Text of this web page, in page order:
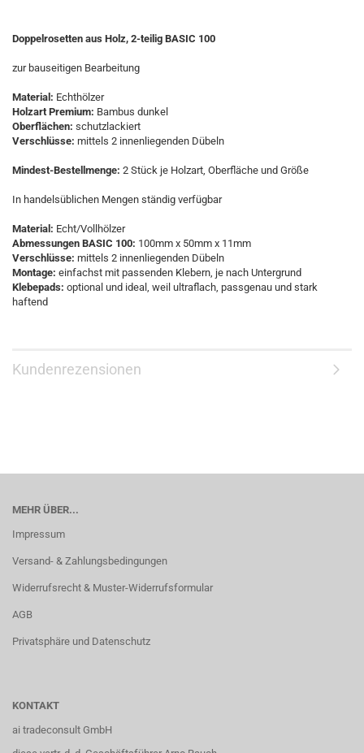
Doppelrosetten aus Holz, 2-teilig BASIC 100
zur bauseitigen Bearbeitung
Material: Echthölzer
Holzart Premium: Bambus dunkel
Oberflächen: schutzlackiert
Verschlüsse: mittels 2 innenliegenden Dübeln
Mindest-Bestellmenge: 2 Stück je Holzart, Oberfläche und Größe
In handelsüblichen Mengen ständig verfügbar
Material: Echt/Vollhölzer
Abmessungen BASIC 100: 100mm x 50mm x 11mm
Verschlüsse: mittels 2 innenliegenden Dübeln
Montage: einfachst mit passenden Klebern, je nach Untergrund
Klebepads: optional und ideal, weil ultraflach, passgenau und stark
haftend
Kundenrezensionen
MEHR ÜBER...
Impressum
Versand- & Zahlungsbedingungen
Widerrufsrecht & Muster-Widerrufsformular
AGB
Privatsphäre und Datenschutz
KONTAKT
ai tradeconsult GmbH